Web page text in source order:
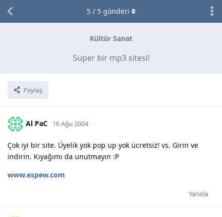
Kültür Sanat
Süper bir mp3 sitesi!
Paylaş
5/ 5gönderi
Al PaC 16 Ağu 2004
Çok iyi bir site. Üyelik yok pop up yok ücretsiz! vs. Girin ve
indirin. Kıyağımı da unutmayın :P
www.espew.com
Yanıtla